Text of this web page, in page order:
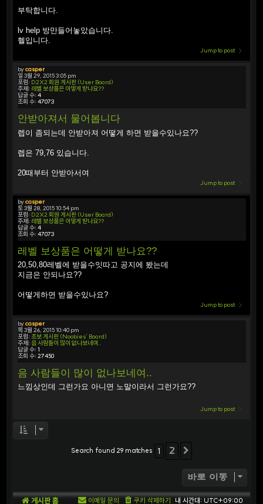
부탁합니다.
lv help 방만들어놓았습니다.
헬입니다.
Jump to post
bycasper
일 3월 29, 2015 3:05 pm
포럼: D2X2 회원 게시판 (User Board)
주제: 레벨 보상품은 어떻게 받나요??
답글 수: 4
조회 수: 47073
안받아져서 물어봅니다
렙이 좀되는데 안받아져 어떻게 하면 받을수있나요??
렙은 79,76 있습니다.
20때부터 안받아서여
Jump to post
bycasper
토 3월 28, 2015 10:54 pm
포럼: D2X2 회원 게시판 (User Board)
주제: 레벨 보상품은 어떻게 받나요??
답글 수: 4
조회 수: 47073
레벨 보상품은 어떻게 받나요??
20,50,80레벨에 받을수잇따고 공지에 봤는데
지금은 안되나요??
어떻게하면 받을수있나요?
Jump to post
bycasper
목 3월 26, 2015 10:40 pm
포럼: 초보 게시판 (Noobies' Board)
주제: 음 사람들이 많이 없나보네여..
답글 수: 1
조회 수: 27450
음 사람들이 많이 없나보네여..
느낌상인데 그런가요 아니면 노말이라서 그런가요??
Jump to post
Search found 29 matches 1 2
바로 이동
게시판 홈 내 시간대: UTC+09:00
쿠키 삭제하기
이메일 문의